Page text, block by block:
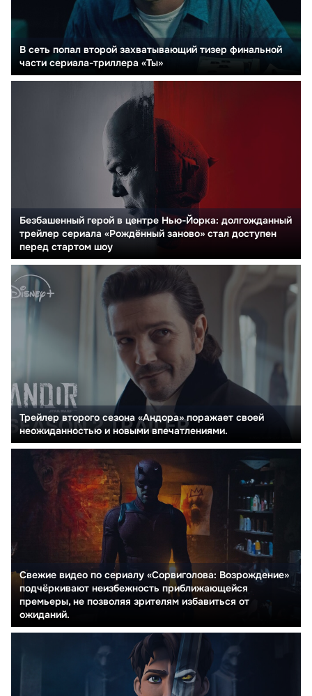
В сеть попал второй захватывающий тизер финальной
части сериала-триллера «Ты»
Безбашенный герой в центре Нью-Йорка: долгожданный
трейлер сериала «Рождённый заново» стал доступен
перед стартом шоу
Трейлер второго сезона «Андора» поражает своей
неожиданностью и новыми впечатлениями.
Свежие видео по сериалу «Сорвиголова: Возрождение»
подчёркивают неизбежность приближающейся
премьеры, не позволяя зрителям избавиться от
ожиданий.